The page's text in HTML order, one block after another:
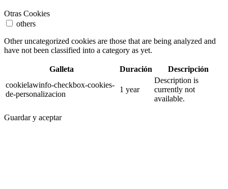
Otras Cookies
others
Other uncategorized cookies are those that are being analyzed and
have not been classified into a category as yet.
Galleta Duración
Descripción
cookielawinfo-checkbox-cookies-
de-personalizacion
1 year
Description is
currently not
available.
Guardar y aceptar